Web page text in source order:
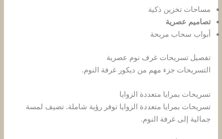
مساحات تخزين ذكية
تصاميم عصرية
أبواب سحاب مريحة
تفصيل تسريحات غرف نوم عصرية
التسريحات جزء مهم من ديكور غرفة النوم.
تسريحات بمرايا متعددة الزوايا
تسريحات بمرايا متعددة الزوايا توفر رؤية شاملة. تضيف لمسة
جمالية إلى غرفة النوم.